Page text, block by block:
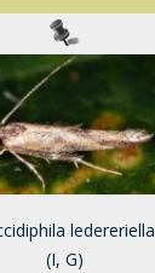
ledereriella
(I, G)